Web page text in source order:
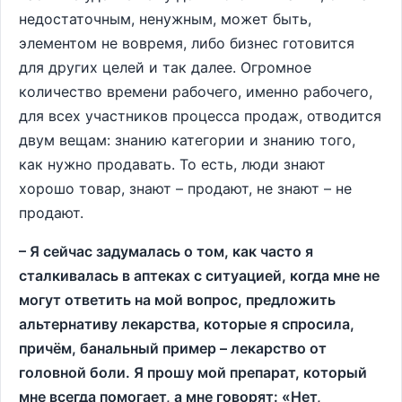
недостаточным, ненужным, может быть,
элементом не вовремя, либо бизнес готовится
для других целей и так далее. Огромное
количество времени рабочего, именно рабочего,
для всех участников процесса продаж, отводится
двум вещам: знанию категории и знанию того,
как нужно продавать. То есть, люди знают
хорошо товар, знают – продают, не знают – не
продают.
– Я сейчас задумалась о том, как часто я
сталкивалась в аптеках с ситуацией, когда мне не
могут ответить на мой вопрос, предложить
альтернативу лекарства, которые я спросила,
причём, банальный пример – лекарство от
головной боли. Я прошу мой препарат, который
мне всегда помогает, а мне говорят: «Нет,